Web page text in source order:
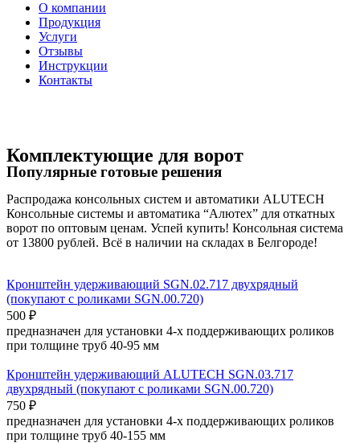
О компании
Продукция
Услуги
Отзывы
Инструкции
Контакты
Комплектующие для ворот
Популярные готовые решения
Распродажа консольных систем и автоматики ALUTECH
Консольные системы и автоматика “Алютех” для откатных
ворот по оптовым ценам. Успей купить! Консольная система
от 13800 рублей. Всё в наличии на складах в Белгороде!
Кронштейн удерживающий SGN.02.717 двухрядный
(покупают с роликами SGN.00.720)
500 ₽
предназначен для установки 4-х поддерживающих роликов
при толщине труб 40-95 мм
Кронштейн удерживающий ALUTECH SGN.03.717
двухрядный (покупают с роликами SGN.00.720)
750 ₽
предназначен для установки 4-х поддерживающих роликов
при толщине труб 40-155 мм